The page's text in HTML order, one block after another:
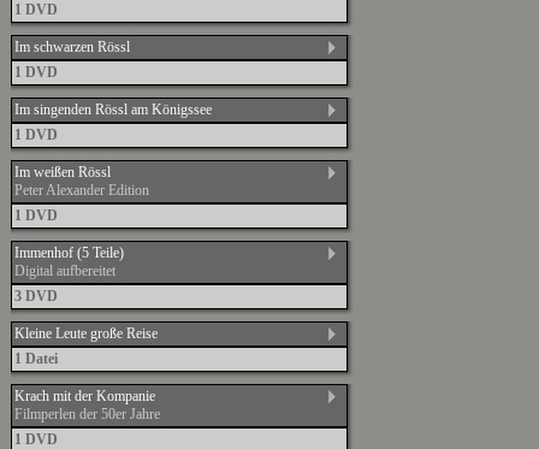
1 DVD
Im schwarzen Rössl
1 DVD
Im singenden Rössl am Königssee
1 DVD
Im weißen Rössl
Peter Alexander Edition
1 DVD
Immenhof (5 Teile)
Digital aufbereitet
3 DVD
Kleine Leute große Reise
1 Datei
Krach mit der Kompanie
Filmperlen der 50er Jahre
1 DVD